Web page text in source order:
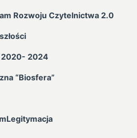
Rozwoju Czytelnictwa 2.0
2020- 2024
“Biosfera”